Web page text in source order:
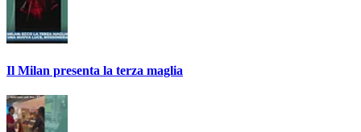
Il Milan presenta la terza maglia